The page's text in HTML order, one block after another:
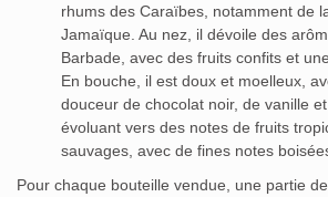
rhums des Caraïbes, notamment de
Jamaïque. Au nez, il dévoile des
Barbade, avec des fruits confits et
En bouche, il est doux et moelleux,
douceur de chocolat noir, de vanille
évoluant vers des notes de fruits
sauvages, avec de fines notes
Pour chaque bouteille vendue, une partie